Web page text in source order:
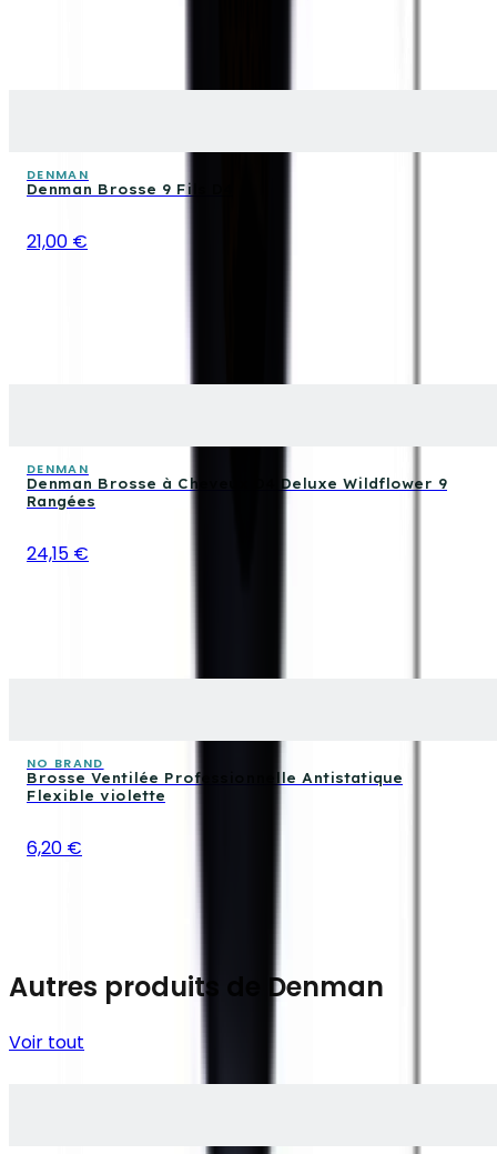
DENMAN
Denman Brosse 9 Fils D4
21,00 €
DENMAN
Denman Brosse à Cheveux D4 Deluxe Wildflower 9
Rangées
24,15 €
NO BRAND
Brosse Ventilée Professionnelle Antistatique
Flexible violette
6,20 €
Autres produits de Denman
Voir tout